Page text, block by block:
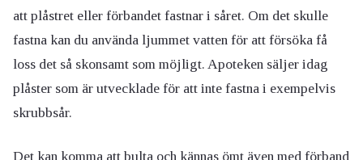
att plåstret eller förbandet fastnar i såret. Om det skulle
fastna kan du använda ljummet vatten för att försöka få
loss det så skonsamt som möjligt. Apoteken säljer idag
plåster som är utvecklade för att inte fastna i exempelvis
skrubbsår.
Det kan komma att bulta och kännas ömt även med förband